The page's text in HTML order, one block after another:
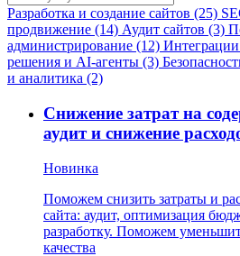
Разработка и создание сайтов (25)
продвижение (14) Аудит сайтов (3)
администрирование (12)
решения и AI-агенты (3)
и аналитика (2)
Снижение затрат на
аудит и снижение
Новинка
Поможем снизить затраты и
сайта: аудит, оптимизация
разработку. Поможем
качества